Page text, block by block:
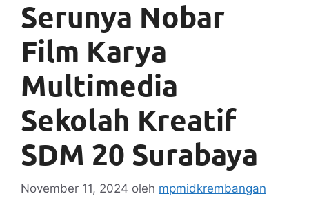
Serunya Nobar
Film Karya
Multimedia
Sekolah Kreatif
SDM 20 Surabaya
November 11, 2024 oleh mpmidkrembangan